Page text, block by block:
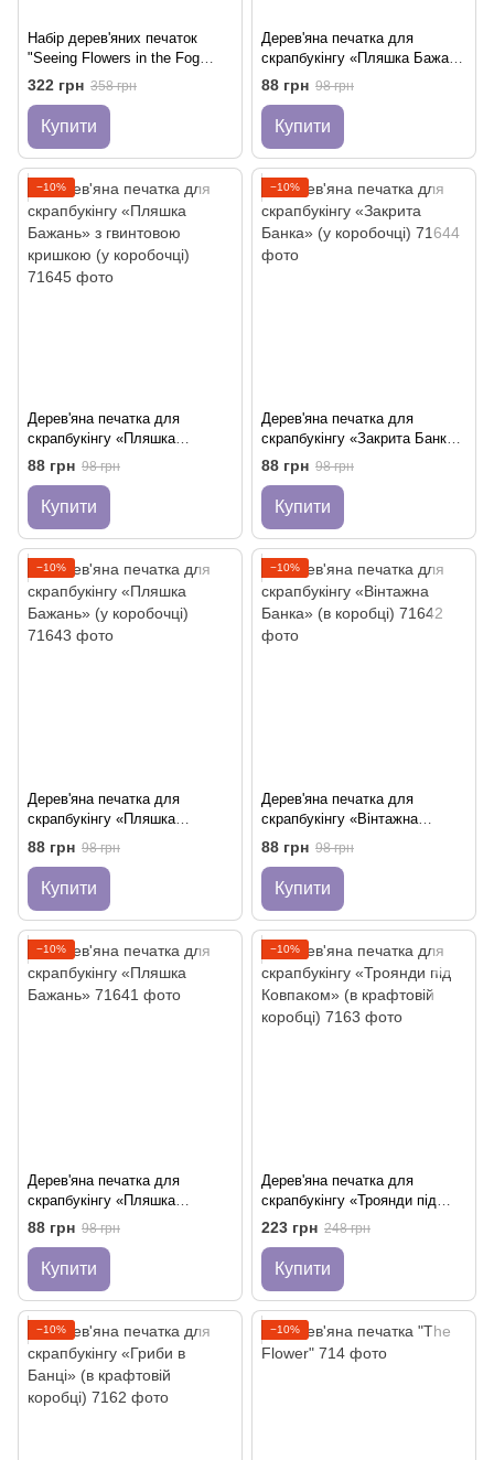
Набір дерев'яних печаток
"Seeing Flowers in the Fog
Stamp"
322 грн 358 грн
Купити
Дерев'яна печатка для
скрапбукінгу «Пляшка Бажань
з Биркою» (у коробочці)
88 грн 98 грн
Купити
−10%
Дерев'яна печатка для
скрапбукінгу «Пляшка
Бажань» з гвинтовою
кришкою (у коробочці)
88 грн 98 грн
Купити
−10%
Дерев'яна печатка для
скрапбукінгу «Закрита Банка»
(у коробочці)
88 грн 98 грн
Купити
−10%
Дерев'яна печатка для
скрапбукінгу «Пляшка
Бажань» (у коробочці)
88 грн 98 грн
Купити
−10%
Дерев'яна печатка для
скрапбукінгу «Вінтажна
Банка» (в коробці)
88 грн 98 грн
Купити
−10%
Дерев'яна печатка для
скрапбукінгу «Пляшка
Бажань»
88 грн 98 грн
Купити
−10%
Дерев'яна печатка для
скрапбукінгу «Троянди під
Ковпаком» (в крафтовій
коробці)
223 грн 248 грн
Купити
−10% −10%